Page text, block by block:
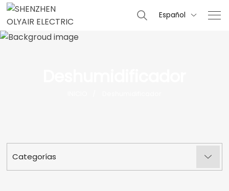
Español 
Categorías